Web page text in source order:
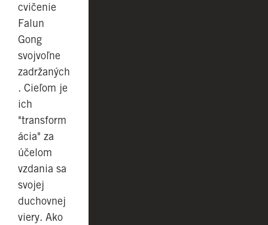
cvičenie
Falun
Gong
svojvoľne
zadržaných
. Cieľom je
ich
"transform
ácia" za
účelom
vzdania sa
svojej
duchovnej
viery. Ako